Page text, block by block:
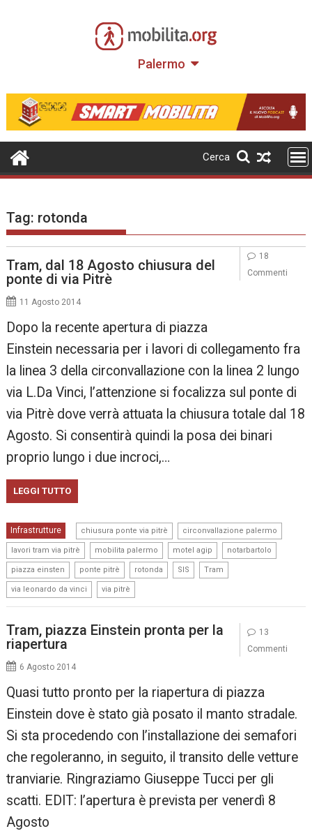
Palermo
Cerca
Tag: rotonda
Tram, dal 18 Agosto chiusura del
ponte di via Pitrè
11 Agosto 2014
Dopo la recente apertura di piazza
Einstein necessaria per i lavori di collegamento fra
la linea 3 della circonvallazione con la linea 2 lungo
via L.Da Vinci, l’attenzione si focalizza sul ponte di
via Pitrè dove verrà attuata la chiusura totale dal 18
Agosto. Si consentirà quindi la posa dei binari
proprio lungo i due incroci,…
LEGGI TUTTO
Infrastrutture chiusura ponte via pitrè circonvallazione palermo
lavori tram via pitrè mobilita palermo motel agip notarbartolo
piazza einsten ponte pitrè rotonda SIS Tram
via leonardo da vinci via pitrè
18
Commenti
Tram, piazza Einstein pronta per la
riapertura
6 Agosto 2014
Quasi tutto pronto per la riapertura di piazza
Einstein dove è stato già posato il manto stradale.
Si sta procedendo con l’installazione dei semafori
che regoleranno, in seguito, il transito delle vetture
tranviarie. Ringraziamo Giuseppe Tucci per gli
scatti. EDIT: l’apertura è prevista per venerdì 8
Agosto
13
Commenti